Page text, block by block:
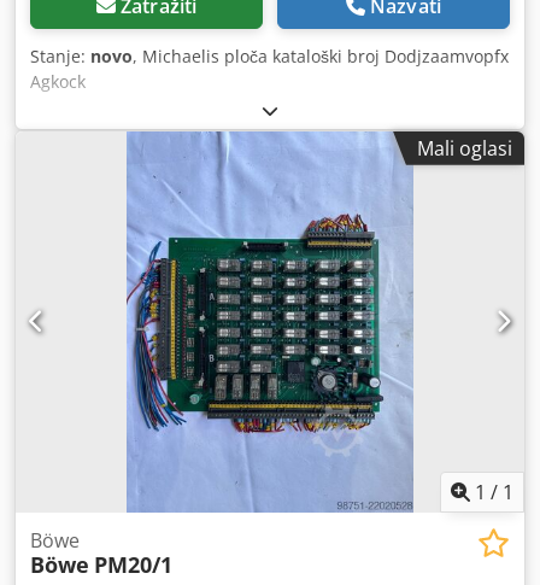
Zatražiti Nazvati
Stanje: novo, Michaelis ploča kataloški broj Dodjzaamvopfx
Agkock
Mali oglasi
1 / 1
Böwe
Böwe PM20/1